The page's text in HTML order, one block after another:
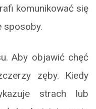
komunikować się
sposoby.
Aby objawić chęć
zęby. Kiedy
strach lub